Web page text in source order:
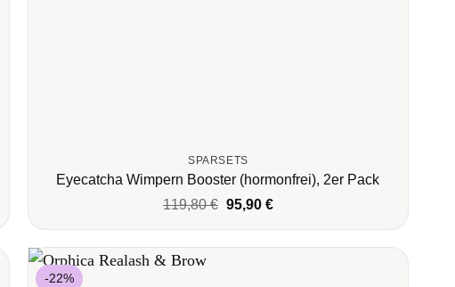
SPARSETS
Eyecatcha Wimpern Booster (hormonfrei), 2er Pack
119,80€ Ursprünglicher
war:
119,80 €
95,90 €Aktueller
ist:
95,90 €.
-22%